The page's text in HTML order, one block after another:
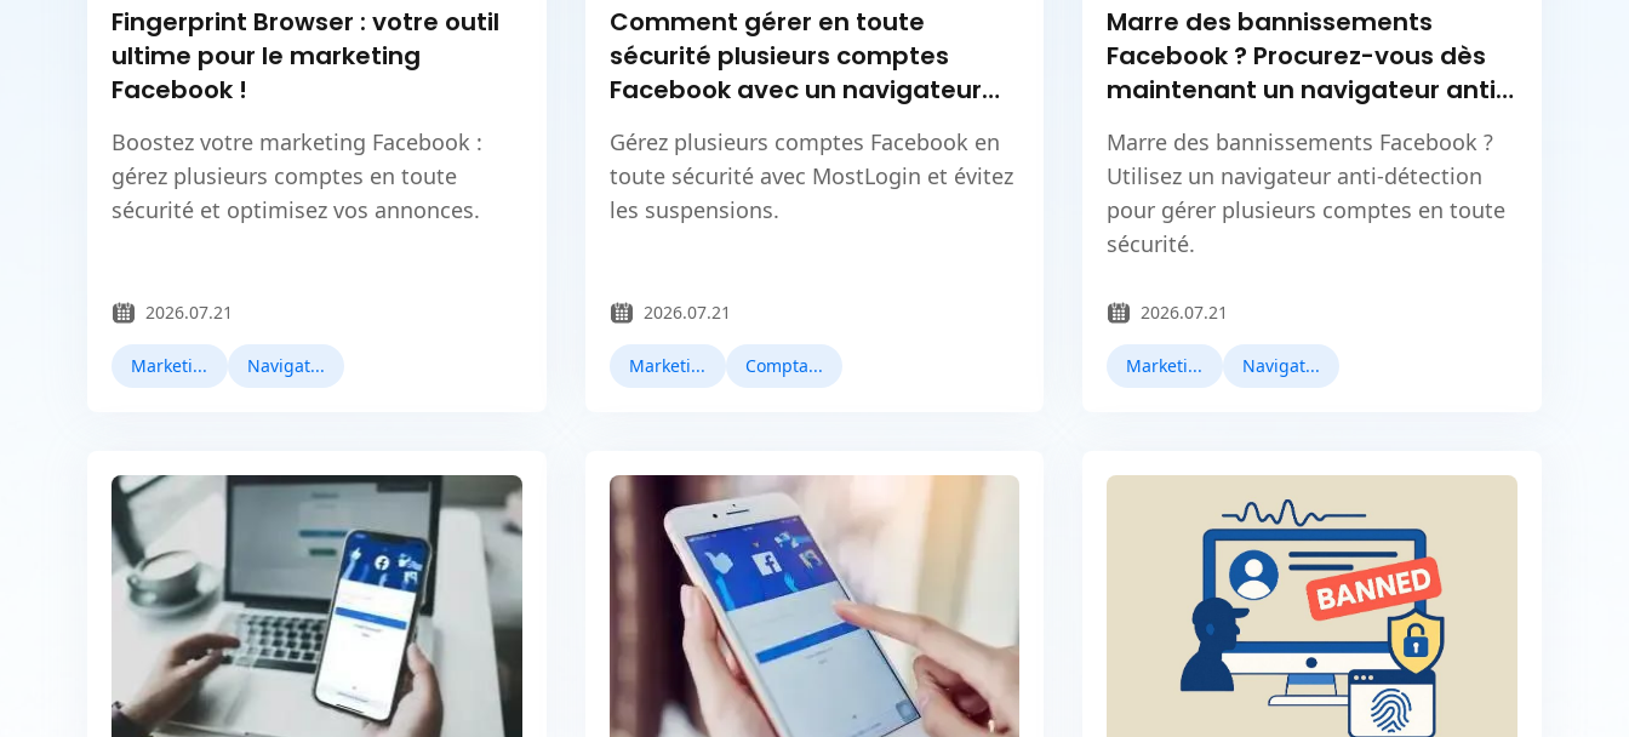
Fingerprint Browser : votre outil
ultime pour le marketing
Facebook !
Boostez votre marketing Facebook :
gérez plusieurs comptes en toute
sécurité et optimisez vos annonces.
2026.07.21
Marketing Facebook Navigateur anti-empreinte
Comment gérer en toute
sécurité plusieurs comptes
Facebook avec un navigateur
Gérez plusieurs comptes Facebook en
toute sécurité avec MostLogin et évitez
les suspensions.
2026.07.21
Marketing Facebook Comptabilité Multiple
Marre des bannissements
Facebook ? Procurez-vous dès
maintenant un navigateur anti-
Marre des bannissements Facebook ?
Utilisez un navigateur anti-détection
pour gérer plusieurs comptes en toute
sécurité.
2026.07.21
Marketing Facebook Navigateurs Antidetect